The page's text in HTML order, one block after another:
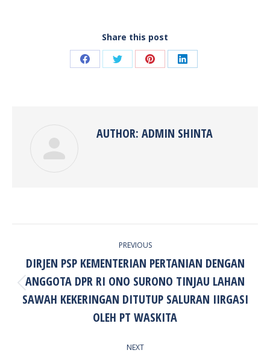
Share this post
Share Share Share Share
AUTHOR: ADMIN SHINTA
PREVIOUS
Previous
post:
DIRJEN PSP KEMENTERIAN PERTANIAN DENGAN
ANGGOTA DPR RI ONO SURONO TINJAU LAHAN
SAWAH KEKERINGAN DITUTUP SALURAN IIRGASI
OLEH PT WASKITA
NEXT